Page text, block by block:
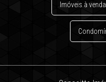
Imóveis à